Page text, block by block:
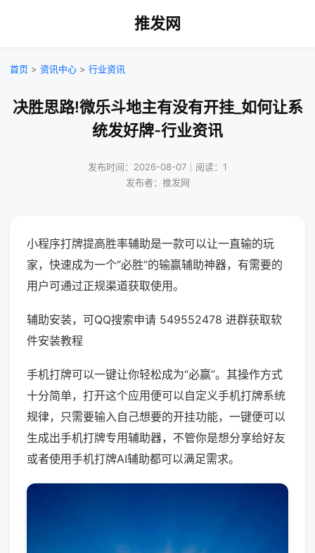
推发网
首页 > 资讯中心 > 行业资讯
决胜思路!微乐斗地主有没有开挂_如何让系
统发好牌-行业资讯
发布时间：2026-08-07｜阅读：1
发布者：推发网
小程序打牌提高胜率辅助是一款可以让一直输的玩
家，快速成为一个“必胜”的输赢辅助神器，有需要的
用户可通过正规渠道获取使用。
辅助安装，可QQ搜索申请 549552478 进群获取软
件安装教程
手机打牌可以一键让你轻松成为“必赢”。其操作方式
十分简单，打开这个应用便可以自定义手机打牌系统
规律，只需要输入自己想要的开挂功能，一键便可以
生成出手机打牌专用辅助器，不管你是想分享给好友
或者使用手机打牌AI辅助都可以满足需求。